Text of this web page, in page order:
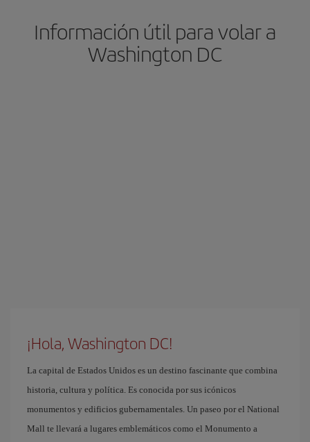
Información útil para volar a
Washington DC
¡Hola, Washington DC!
La capital de Estados Unidos es un destino fascinante que combina
historia, cultura y política. Es conocida por sus icónicos
monumentos y edificios gubernamentales. Un paseo por el National
Mall te llevará a lugares emblemáticos como el Monumento a